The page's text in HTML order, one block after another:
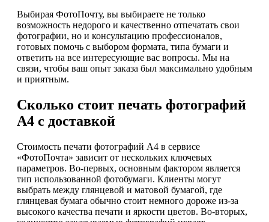
Выбирая ФотоПочту, вы выбираете не только
возможность недорого и качественно отпечатать свои
фотографии, но и консультацию профессионалов,
готовых помочь с выбором формата, типа бумаги и
ответить на все интересующие вас вопросы. Мы на
связи, чтобы ваш опыт заказа был максимально удобным
и приятным.
Сколько стоит печать фотографий
А4 с доставкой
Стоимость печати фотографий А4 в сервисе
«ФотоПочта» зависит от нескольких ключевых
параметров. Во-первых, основным фактором является
тип использованной фотобумаги. Клиенты могут
выбрать между глянцевой и матовой бумагой, где
глянцевая бумага обычно стоит немного дороже из-за
высокого качества печати и яркости цветов. Во-вторых,